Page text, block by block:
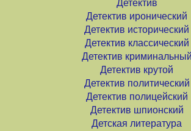
Детектив
Детектив иронический
Детектив исторический
Детектив классический
Детектив криминальный
Детектив крутой
Детектив политический
Детектив полицейский
Детектив шпионский
Детская литература